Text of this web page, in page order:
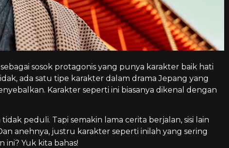
sosok protagonis yang punya karakter baik hati
ada satu tipe karakter dalam drama Jepang yang
Karakter seperti ini biasanya dikenal dengan
peduli. Tapi semakin lama cerita berjalan, sisi lain
anehnya, justru karakter seperti inilah yang sering
Yuk kita bahas!